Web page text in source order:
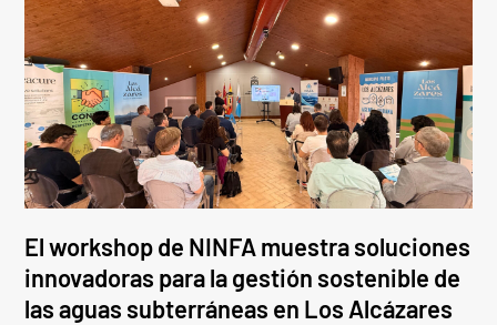
El workshop de NINFA muestra soluciones
innovadoras para la gestión sostenible de
las aguas subterráneas en Los Alcázares